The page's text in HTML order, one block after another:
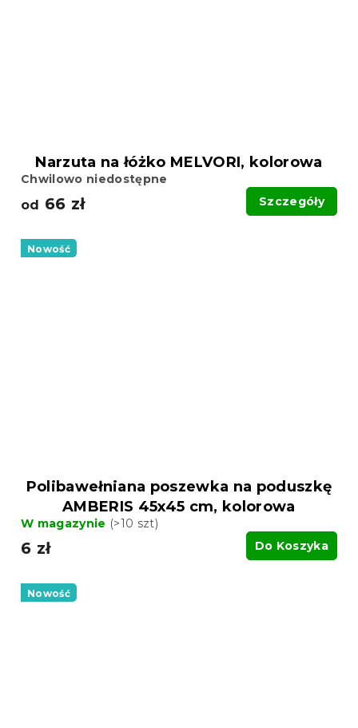
Narzuta na łóżko MELVORI, kolorowa
Chwilowo niedostępne
od 66 zł Szczegóły
Nowość
Polibawełniana poszewka na poduszkę
AMBERIS 45x45 cm, kolorowa
W magazynie (>10 szt)
6 zł Do Koszyka
Nowość